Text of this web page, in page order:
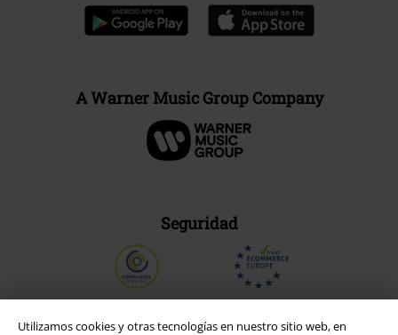
Utilizamos cookies y otras tecnologías en nuestro sitio web, en
A Warner Music Group Company
Seguridad